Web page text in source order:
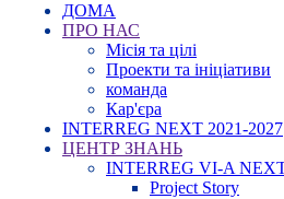
ДОМА
ПРО НАС
Місія та цілі
Проекти та ініціативи
команда
Кар'єра
INTERREG NEXT 2021-2027
ЦЕНТР ЗНАНЬ
INTERREG VI-A
Project Story